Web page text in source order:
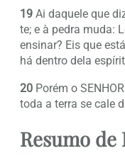
19 Ai daquele que
te; e à pedra muda:
ensinar? Eis que
há dentro dela
20 Porém o
toda a terra se cale
Resumo de